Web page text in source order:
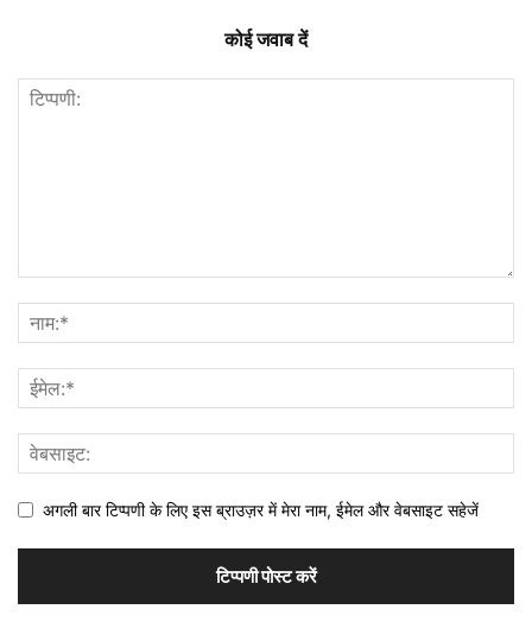
कोई जवाब दें
अगली बार टिप्पणी के लिए इस ब्राउज़र में मेरा नाम, ईमेल और वेबसाइट सहेजें